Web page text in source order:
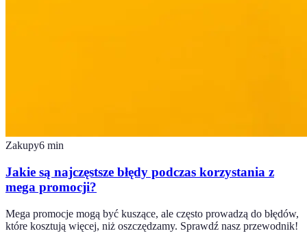
Zakupy6 min
Jakie są najczęstsze błędy podczas korzystania z
mega promocji?
Mega promocje mogą być kuszące, ale często prowadzą do błędów,
które kosztują więcej, niż oszczędzamy. Sprawdź nasz przewodnik!